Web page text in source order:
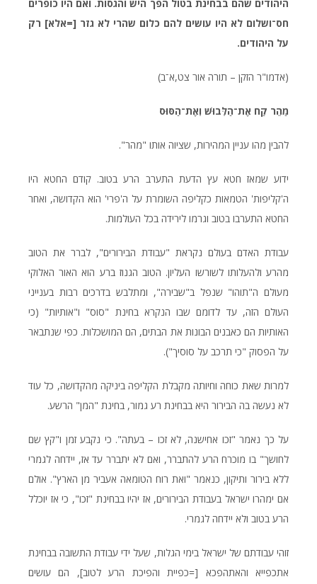
היהודים שהם בבחינת בטול הפך היש והגסות. ואם היו כופרים
חס־ושלום לא היו עושים להם כלום שהרי לא גזר [=אלא] רק
על היהודים.
(אדמו"ר הזקן – תורה אור צט,א־ב)
מַהֵר קַח אֶת־הַלְּבוּשׁ וְאֶת־הַסּוּס
להבין מהו עניין המהירות, שציוה אותו "מהר".
ידוע שמאז חטא עץ הדעת התערב הרע בטוב. קודם החטא היו
ה'קליפות' הטמאות כקליפה השומרת על ה'פרי' הוא הקדושה, ואחר
החטא התערבו בטוב וגרמו לירידה בכל העולמות.
עבודת האדם בעולם נקראת "עבודת הבירורים", לברר את הטוב
מהרע ולהעלותו לשורשו העליון. הטוב הגנוז ברע הוא האור האלוקי
מעולם ה"תוהו" שנפל ב"שבירה", ומתלבש בדרכים רבות בענייני
העולם הזה, עד לדומם שבו הנקרא בחינת "סוס" ו"אותיות" (כי
האותיות הם כאבנים הבונות את הבתים, הם המושכלות. כפי שנתבאר
על הפסוק "כי תרכב על סוסיך").
למרות שאת כוחה וחיותה מקבלת הקליפה ביניקה מהקדושה, כל עוד
לא נעשה בה הבירור היא בבחינת רע גמור, בחינת "המן" הרשע.
על כך נאמר "זכו אחישנה, לא זכו – בעתה". כי נקבע זמן ו"קץ שם
לחושך" בו מוכרח הרע להתברר, ואם לא יתברר עד אז, יידחה לגמרי
ללא בירור ותיקון, כנאמר "ואת רוח הטומאה אעביר מן הארץ". אולם
אם ימהרו ישראל בעבודת הבירורים, אז יהיו בבחינת "זכו", כי אז יוכלל
הרע בטוב ולא יידחה לגמרי.
זוהי עבודתם של ישראל בימי הגלות, שעל ידי עבודת התשובה בבחינת
אתכפייא והאתהפכא [=כפיית והפיכת הרע לטוב], הם עושים